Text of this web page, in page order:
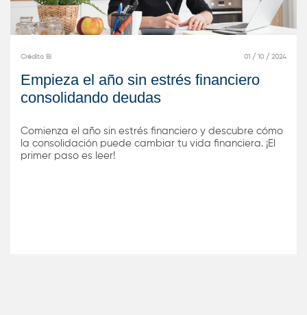
Crédito Bi 01 / 10 / 2024
Empieza el año sin estrés financiero
consolidando deudas
Comienza el año sin estrés financiero y descubre cómo
la consolidación puede cambiar tu vida financiera. ¡El
primer paso es leer!